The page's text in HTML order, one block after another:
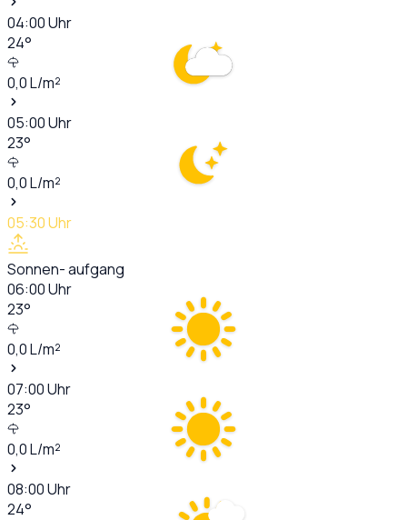
04:00Uhr
24°
0,0L/m²
05:00Uhr
23°
0,0L/m²
05:30Uhr
Sonnen- aufgang
06:00Uhr
23°
0,0L/m²
07:00Uhr
23°
0,0L/m²
08:00Uhr
24°